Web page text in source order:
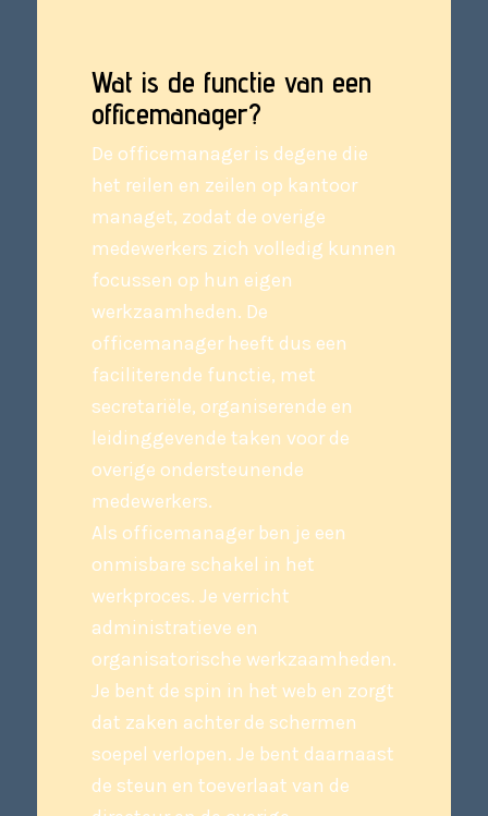
Wat is de functie van een
officemanager?
De officemanager is degene die
het reilen en zeilen op kantoor
managet, zodat de overige
medewerkers zich volledig kunnen
focussen op hun eigen
werkzaamheden. De
officemanager heeft dus een
faciliterende functie, met
secretariële, organiserende en
leidinggevende taken voor de
overige ondersteunende
medewerkers.
Als officemanager ben je een
onmisbare schakel in het
werkproces. Je verricht
administratieve en
organisatorische werkzaamheden.
Je bent de spin in het web en zorgt
dat zaken achter de schermen
soepel verlopen. Je bent daarnaast
de steun en toeverlaat van de